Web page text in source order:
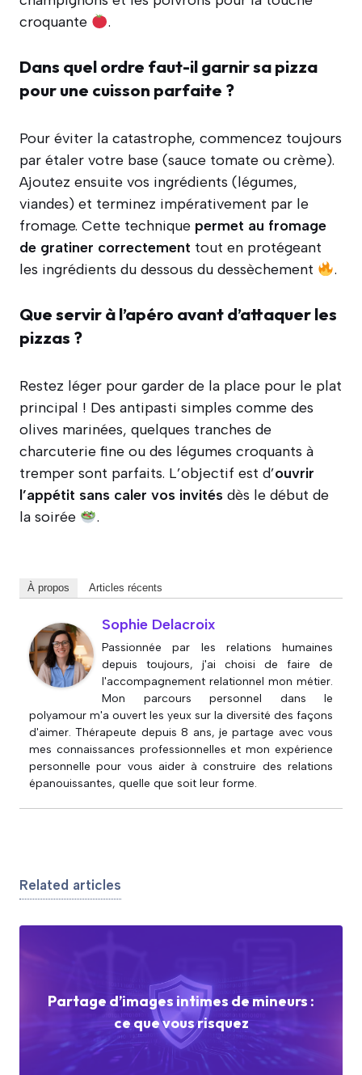
croquante
.
Dans quel ordre faut-il garnir sa pizza
pour une cuisson parfaite ?
Pour éviter la catastrophe, commencez toujours
par étaler votre base (sauce tomate ou crème).
Ajoutez ensuite vos ingrédients (légumes,
viandes) et terminez impérativement par le
fromage. Cette technique permet au fromage
de gratiner correctement tout en protégeant
les ingrédients du dessous du dessèchement
.
Que servir à l’apéro avant d’attaquer les
pizzas ?
Restez léger pour garder de la place pour le plat
principal ! Des antipasti simples comme des
olives marinées, quelques tranches de
charcuterie fine ou des légumes croquants à
tremper sont parfaits. L’objectif est d’ouvrir
l’appétit sans caler vos invités dès le début de
la soirée
.
À propos Articles récents
Sophie Delacroix
Passionnée par les relations humaines
depuis toujours, j'ai choisi de faire de
l'accompagnement relationnel mon métier.
Mon parcours personnel dans le
polyamour m'a ouvert les yeux sur la diversité des façons
d'aimer. Thérapeute depuis 8 ans, je partage avec vous
mes connaissances professionnelles et mon expérience
personnelle pour vous aider à construire des relations
épanouissantes, quelle que soit leur forme.
Related articles
Partage d’images intimes de mineurs :
ce que vous risquez